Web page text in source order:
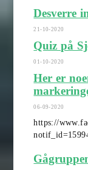
Desverre
21-10-2020
Quiz på
01-10-2020
Her er
06-09-2020
https://